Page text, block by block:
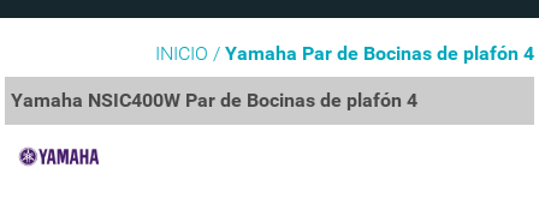
INICIO / Yamaha Par de Bocinas de plafón 4
Yamaha NSIC400W Par de Bocinas de plafón 4